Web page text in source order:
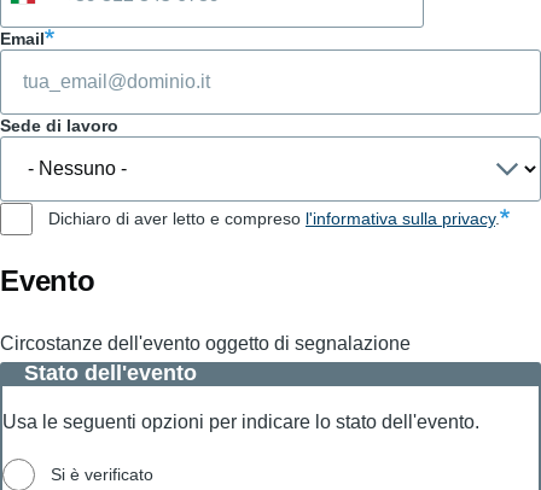
Email
Sede di lavoro
Dichiaro di aver letto e compreso l'informativa sulla privacy.
Evento
Circostanze dell'evento oggetto di segnalazione
Stato dell'evento
Usa le seguenti opzioni per indicare lo stato dell'evento.
Si è verificato